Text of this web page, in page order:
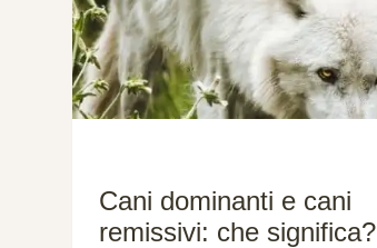
Cani dominanti e cani
remissivi: che significa?